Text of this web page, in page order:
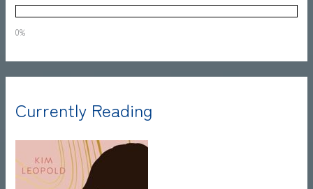
0%
Currently Reading